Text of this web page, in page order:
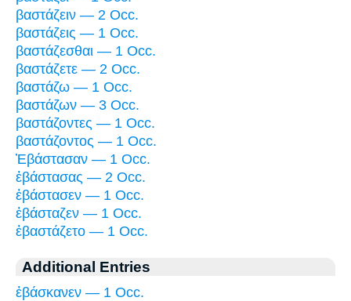
βαστάζειν — 2 Occ.
βαστάζεις — 1 Occ.
βαστάζεσθαι — 1 Occ.
βαστάζετε — 2 Occ.
βαστάζω — 1 Occ.
βαστάζων — 3 Occ.
βαστάζοντες — 1 Occ.
βαστάζοντος — 1 Occ.
Ἐβάστασαν — 1 Occ.
ἐβάστασας — 2 Occ.
ἐβάστασεν — 1 Occ.
ἐβάσταζεν — 1 Occ.
ἐβαστάζετο — 1 Occ.
Additional Entries
ἐβάσκανεν — 1 Occ.